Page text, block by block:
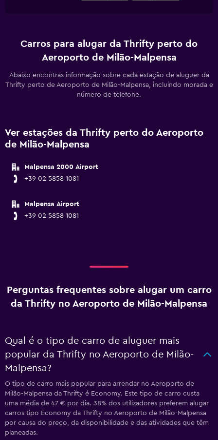
Carros para alugar da Thrifty perto do
Aeroporto de Milão-Malpensa
Abaixo encontras informação sobre cada estação de aluguer da
Thrifty perto de Aeroporto de Milão-Malpensa, incluindo morada e
número de telefone.
Ver estações da Thrifty perto do Aeroporto
de Milão-Malpensa
Malpensa 2000 Airport
+39 02 5858 1081
Malpensa Airport
+39 02 5858 1081
Perguntas frequentes sobre alugar um carro
da Thrifty no Aeroporto de Milão-Malpensa
Qual é o tipo de carro de aluguer mais
popular da Thrifty no Aeroporto de Milão-
Malpensa?
O tipo de carro mais popular para arrendar no Aeroporto de
Milão-Malpensa da Thrifty é Economy. Este tipo de carro custa
uma média de 47 € por dia. 38% dos utilizadores preferem alugar
carros tipo Economy da Thrifty no Aeroporto de Milão-Malpensa
por causa do preço, da disponibilidade e das atividades que têm
planeadas.